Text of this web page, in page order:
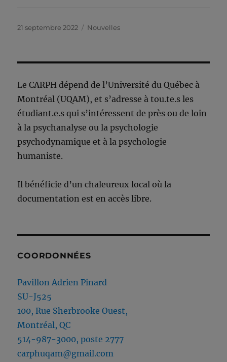
Publié
21 septembre 2022 Catégories
Nouvelles
Le CARPH dépend de l’Université du Québec à
Montréal (UQAM), et s’adresse à tou.te.s les
étudiant.e.s qui s’intéressent de près ou de loin
à la psychanalyse ou la psychologie
psychodynamique et à la psychologie
humaniste.
Il bénéficie d’un chaleureux local où la
documentation est en accès libre.
COORDONNÉES
Pavillon Adrien Pinard
SU-J525
100, Rue Sherbrooke Ouest,
Montréal, QC
514-987-3000, poste 2777
carphuqam@gmail.com